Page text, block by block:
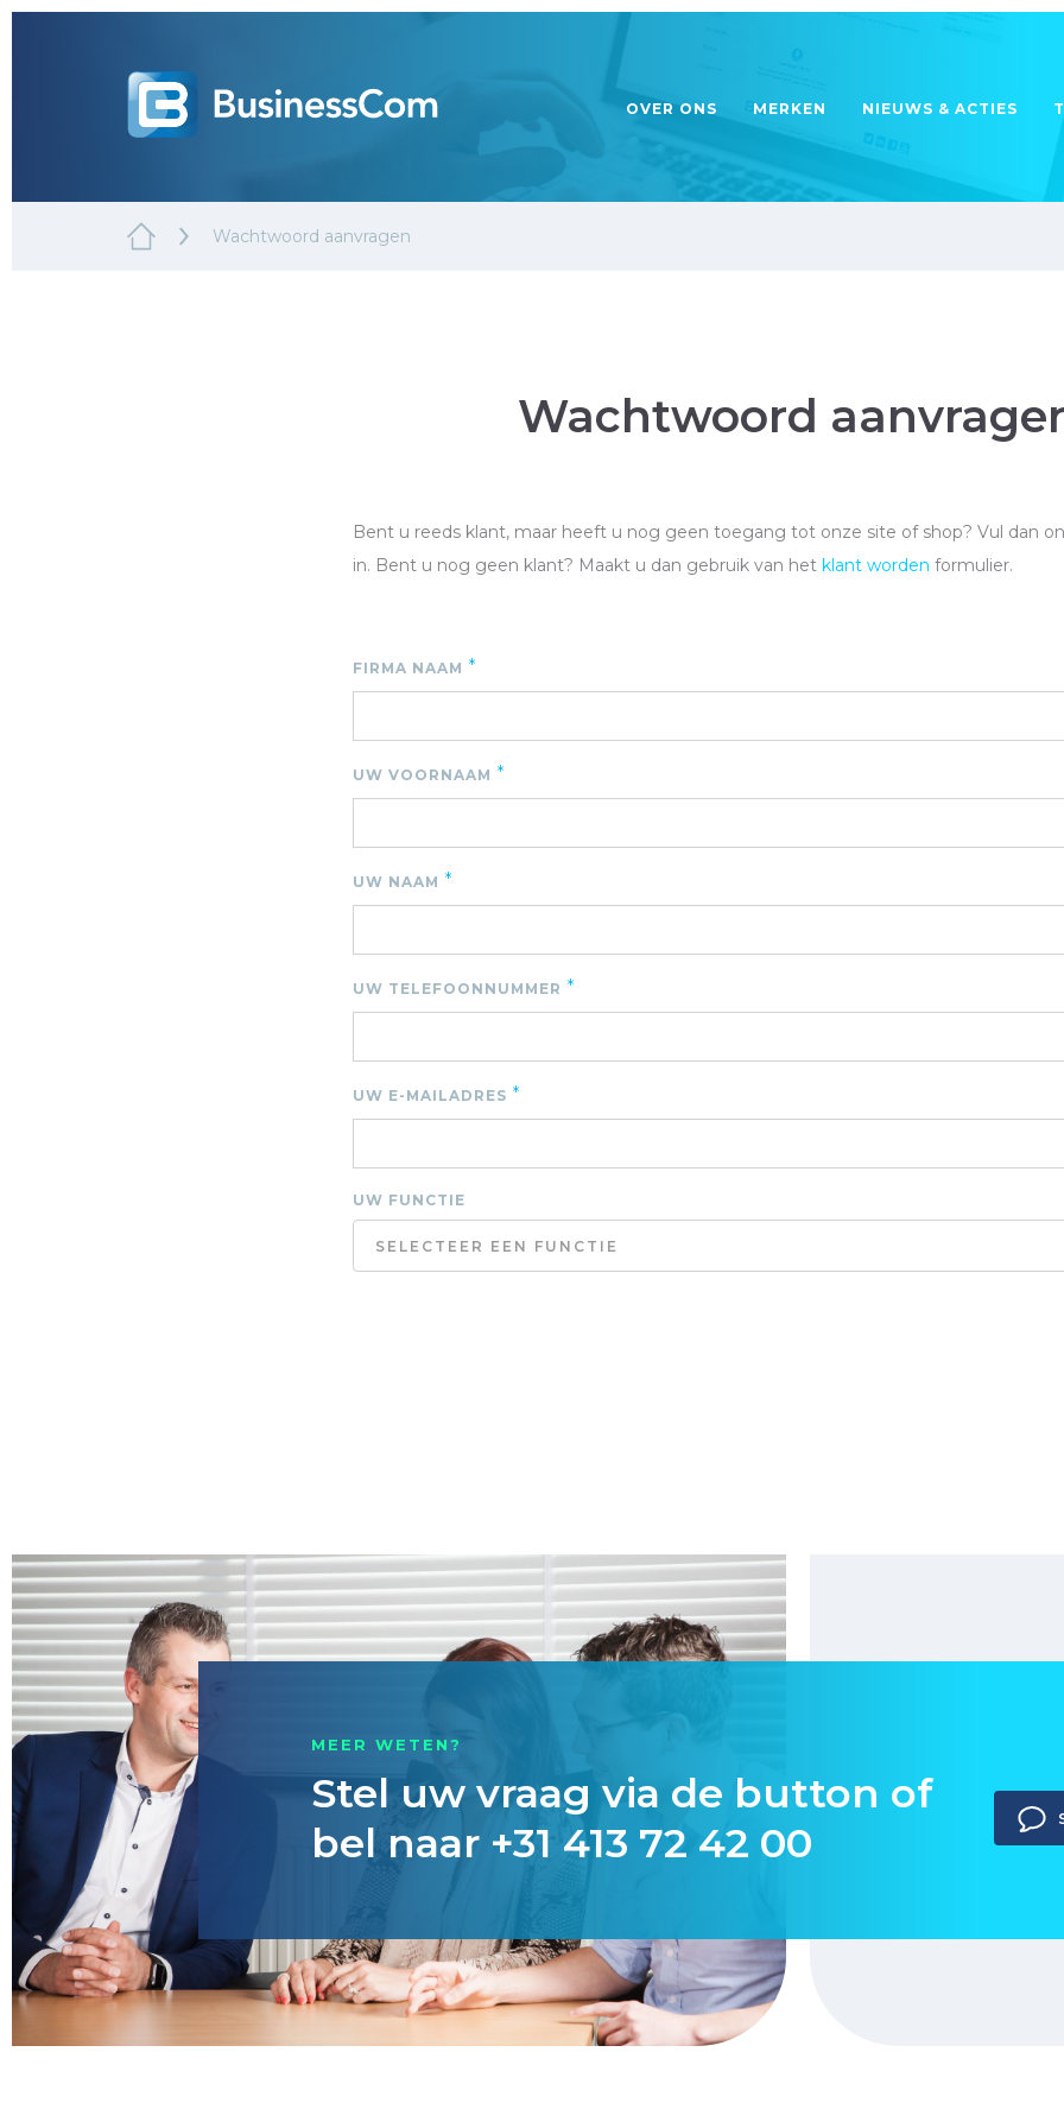
OVER ONS MERKEN NIEUWS & ACTIES
Wachtwoord aanvragen
Wachtwoord
Bent u reeds klant, maar heeft u nog geen toegang tot onze site of shop? Vul dan
in. Bent u nog geen klant? Maakt u dan gebruik van het klant worden formulier.
FIRMA NAAM *
UW VOORNAAM *
UW NAAM *
UW TELEFOONNUMMER *
UW E-MAILADRES *
UW FUNCTIE
SELECTEER EEN FUNCTIE
MEER WETEN?
Stel uw vraag via de button of
bel naar +31 413 72 42 00